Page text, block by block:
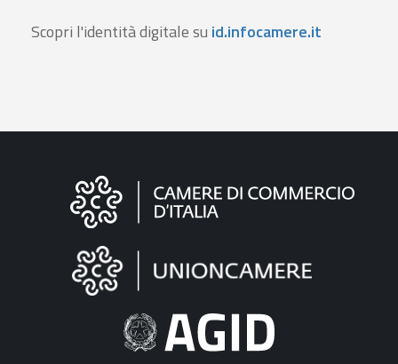
Scopri l'identità digitale su id.infocamere.it
Informazioni
"Fattura
Elettronica"